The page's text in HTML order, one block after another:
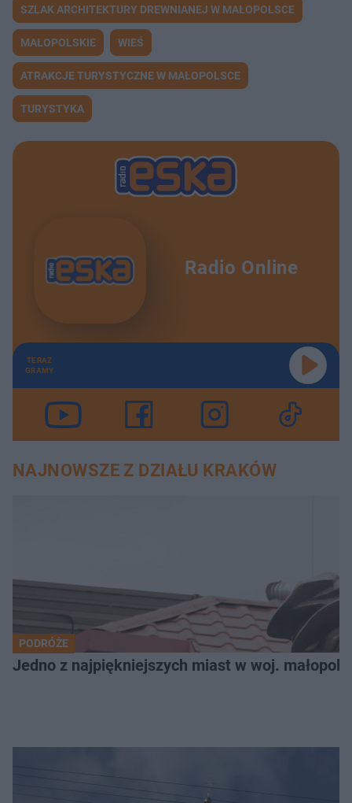
SZLAK ARCHITEKTURY DREWNIANEJ W MAŁOPOLSCE
MAŁOPOLSKIE WIEŚ
ATRAKCJE TURYSTYCZNE W MAŁOPOLSCE
TURYSTYKA
Radio Online
TERAZ
GRAMY
NAJNOWSZE Z DZIAŁU KRAKÓW
PODRÓŻE
Jedno z najpiękniejszych miast w woj.